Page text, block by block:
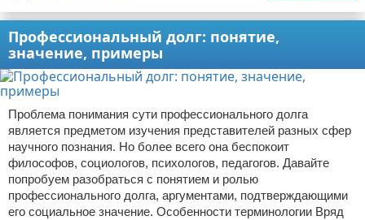
Профессиональный долг: понятие,
значение, примеры
Проблема понимания сути профессионального долга
является предметом изучения представителей разных сфер
научного познания. Но более всего она беспокоит
философов, социологов, психологов, педагогов. Давайте
попробуем разобраться с понятием и ролью
профессионального долга, аргументами, подтверждающими
его социальное значение. Особенности терминологии Вряд